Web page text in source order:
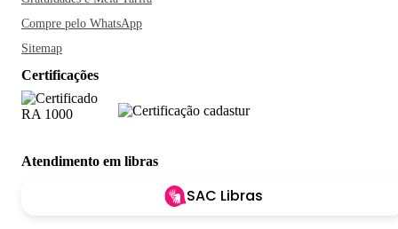
Compre pelo WhatsApp
Sitemap
Certificações
Atendimento em libras
SAC Libras